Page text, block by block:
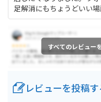
足解消にもちょうどいい場
すべてのレビュー
レビューを投稿す